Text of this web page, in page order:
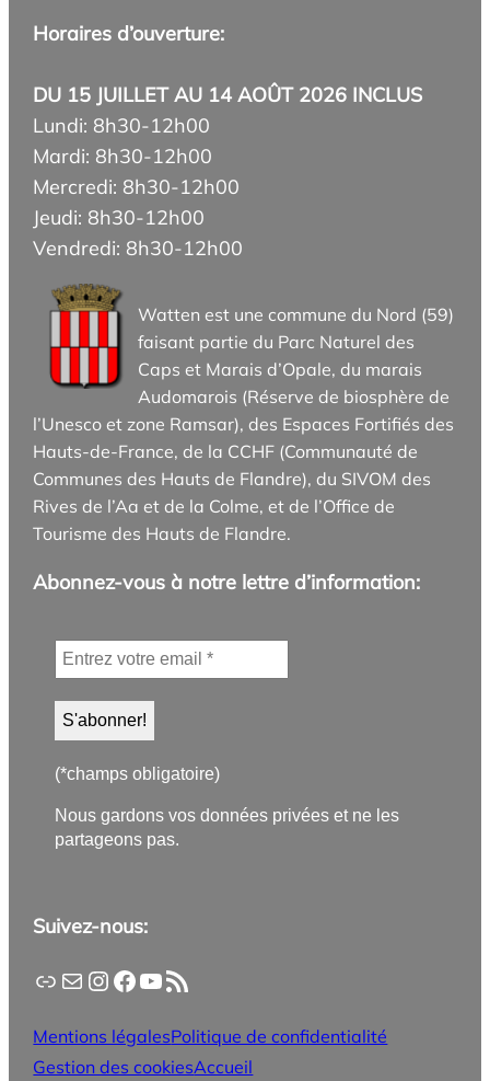
Horaires d’ouverture:
DU 15 JUILLET AU 14 AOÛT 2026 INCLUS
Lundi: 8h30-12h00
Mardi: 8h30-12h00
Mercredi: 8h30-12h00
Jeudi: 8h30-12h00
Vendredi: 8h30-12h00
Watten est une commune du Nord (59)
faisant partie du Parc Naturel des
Caps et Marais d’Opale, du marais
Audomarois (Réserve de biosphère de
l’Unesco et zone Ramsar), des Espaces Fortifiés des
Hauts-de-France, de la CCHF (Communauté de
Communes des Hauts de Flandre), du SIVOM des
Rives de l’Aa et de la Colme, et de l’Office de
Tourisme des Hauts de Flandre.
Abonnez-vous à notre lettre d’information:
(*champs obligatoire)
Nous gardons vos données privées et ne les
partageons pas.
Suivez-nous:
Application PanneauPocket
Lettre d'information
Instagram
Facebook
YouTube
Flux RSS
Mentions légalesPolitique de confidentialité
Gestion des cookiesAccueil